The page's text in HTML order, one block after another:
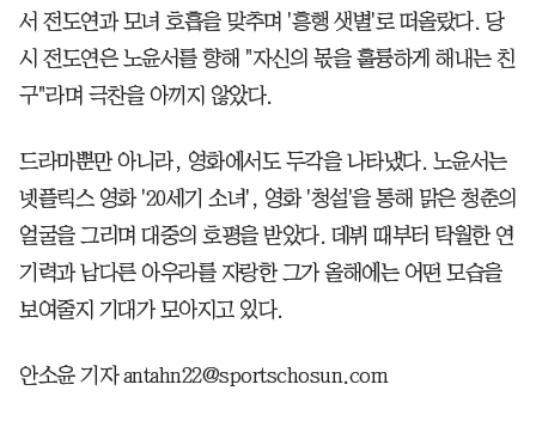
서 전도연과 모녀 호흡을 맞추며 '흥행 샛별'로 떠올랐다. 당
시 전도연은 노윤서를 향해 "자신의 몫을 훌륭하게 해내는 친
구"라며 극찬을 아끼지 않았다.
드라마뿐만 아니라, 영화에서도 두각을 나타냈다. 노윤서는
넷플릭스 영화 '20세기 소녀', 영화 '청설'을 통해 맑은 청춘의
얼굴을 그리며 대중의 호평을 받았다. 데뷔 때부터 탁월한 연
기력과 남다른 아우라를 자랑한 그가 올해에는 어떤 모습을
보여줄지 기대가 모아지고 있다.
안소윤 기자 antahn22@sportschosun.com